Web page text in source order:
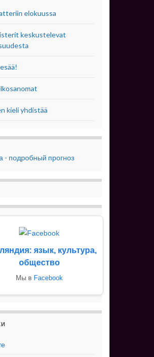
elokuussa
keskustelevat
kieli yhdistää
- подробный прогноз
язык, культура,
общество
Мы в Facebook